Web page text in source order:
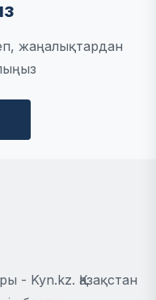
жаңалықтардан
- Kyn.kz. Қазақстан